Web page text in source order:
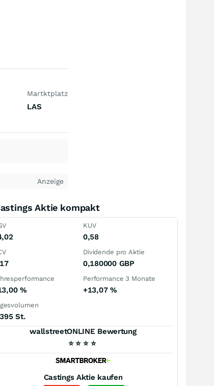
Martktplatz
LAS
Anzeige
Aktie kompakt
KUV
0,58
Dividende pro Aktie
0,180000 GBP
%
Performance 3 Monate
+13,07 %
St.
wallstreetONLINE Bewertung
⭐ ⭐ ⭐ ⭐
Castings Aktie kaufen